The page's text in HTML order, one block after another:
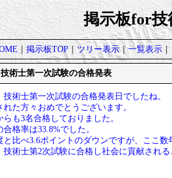
掲示板for技
｜掲示板TOP｜ツリー表示｜一覧表示｜
技術士第一次試験の合格発表
技術士第一次試験の合格発表日でしたね。
れた方々おめでとうございます。
らも3名合格しておりました。
合格率は33.8%でした。
と比べ3.6ポイントのダウンですが、ここ
技術士第2次試験に合格し社会に貢献され